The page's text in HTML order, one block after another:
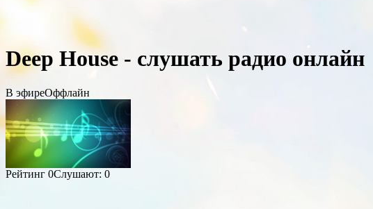
Deep House - слушать радио онлайн
В эфиреОффлайн
Рейтинг 0Слушают: 0